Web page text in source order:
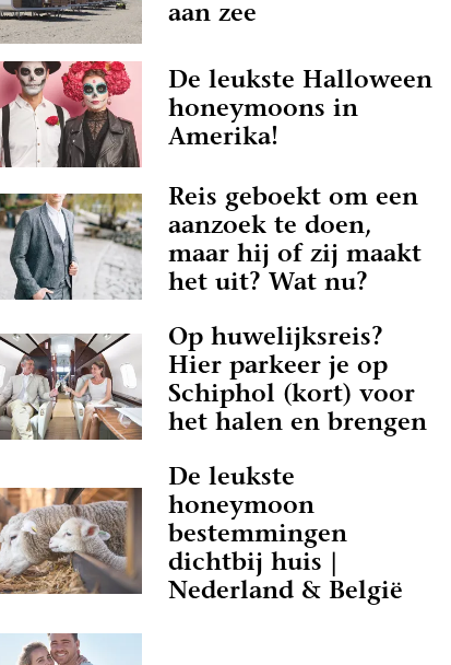
aan zee
De leukste Halloween
honeymoons in
Amerika!
Reis geboekt om een
aanzoek te doen,
maar hij of zij maakt
het uit? Wat nu?
Op huwelijksreis?
Hier parkeer je op
Schiphol (kort) voor
het halen en brengen
De leukste
honeymoon
bestemmingen
dichtbij huis |
Nederland & België